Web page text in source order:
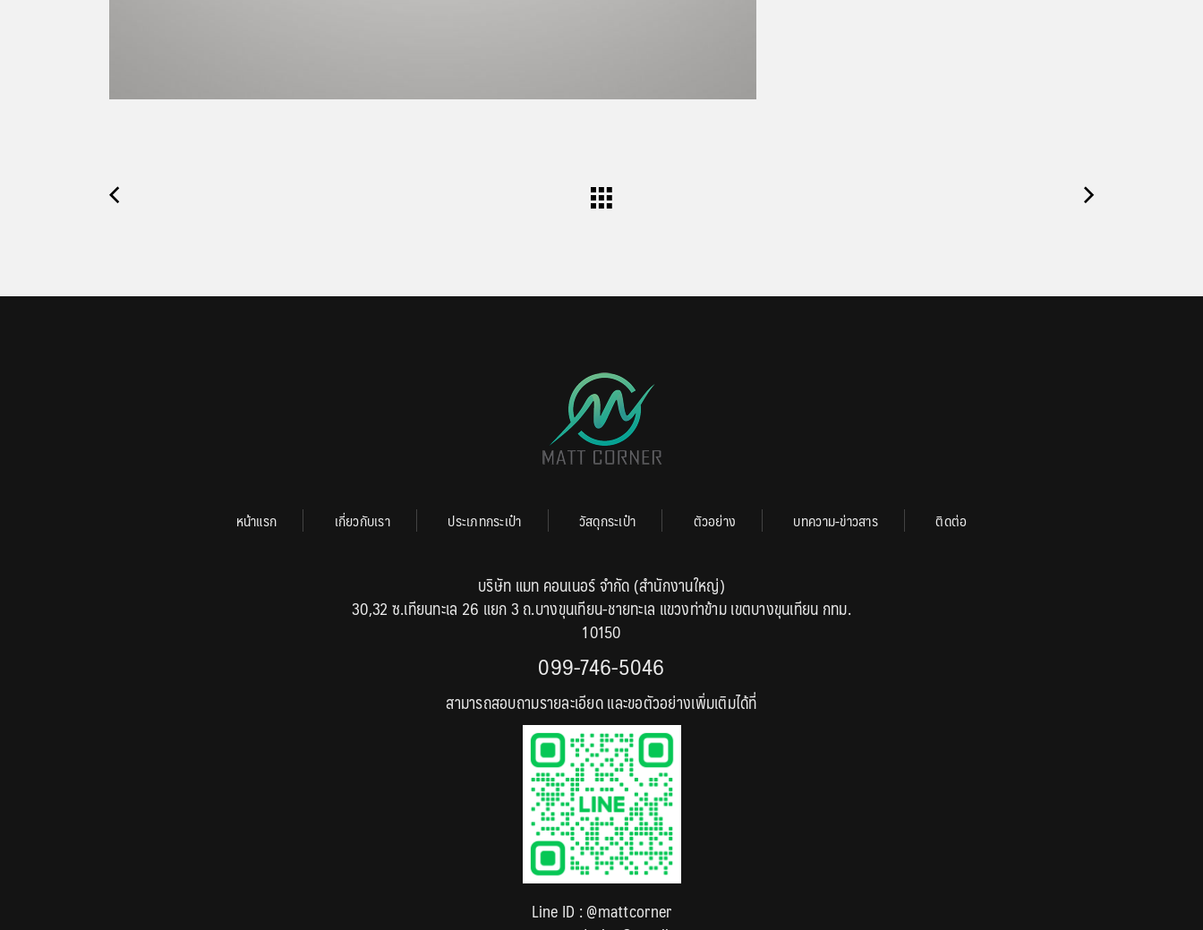
หน้าแรก เกี่ยวกับเรา ประเภทกระเป๋า วัสดุกระเป๋า ตัวอย่าง บทความ-ข่าวสาร ติดต่อ
บริษัท แมท คอนเนอร์ จำกัด (สำนักงานใหญ่)
30,32 ซ.เทียนทะเล 26 แยก 3 ถ.บางขุนเทียน-ชายทะเล แขวงท่าข้าม เขตบางขุนเทียน กทม.
10150
099-746-5046
สามารถสอบถามรายละเอียด และขอตัวอย่างเพิ่มเติมได้ที่
Line ID :@mattcorner